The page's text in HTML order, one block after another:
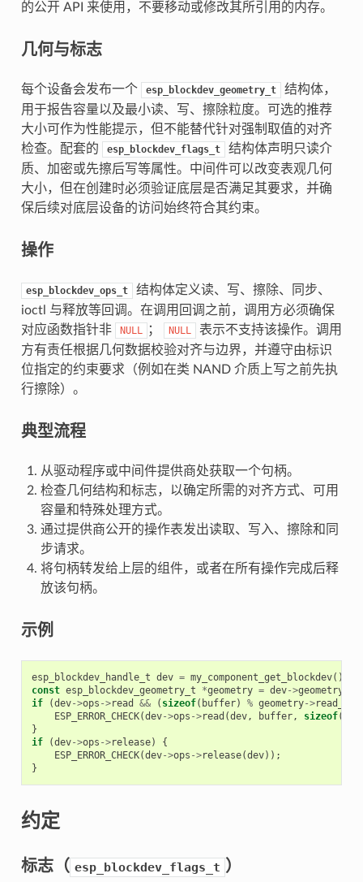
的公开 API 来使用，不要移动或修改其所引用的内存。
几何与标志
每个设备会发布一个 esp_blockdev_geometry_t
结构体，
用于报告容量以及最小读、写、擦除粒度。可选的推荐
大小可作为性能提示，但不能替代针对强制取值的对齐
检查。配套的
esp_blockdev_flags_t
结构体声明只读介
质、加密或先擦后写等属性。中间件可以改变表观几何
大小，但在创建时必须验证底层是否满足其要求，并确
保后续对底层设备的访问始终符合其约束。
操作
esp_blockdev_ops_t
结构体定义读、写、擦除、同步、
ioctl 与释放等回调。在调用回调之前，调用方必须确保
对应函数指针非
NULL ； NULL
表示不支持该操作。调用
方有责任根据几何数据校验对齐与边界，并遵守由标识
位指定的约束要求（例如在类 NAND 介质上写之前先执
行擦除）。
典型流程
从驱动程序或中间件提供商处获取一个句柄。
检查几何结构和标志，以确定所需的对齐方式、可用
容量和特殊处理方式。
通过提供商公开的操作表发出读取、写入、擦除和同
步请求。
将句柄转发给上层的组件，或者在所有操作完成后释
放该句柄。
示例
esp_blockdev_handle_t dev = my_component_get_blockdev();
const esp_blockdev_geometry_t *geometry = dev->geometry
if
(dev->ops ->read && ( sizeof( buffer) % geometry->
ESP_ERROR_CHECK(dev->ops ->read (dev, buffer, sizeof(
}
if
(dev->ops ->release)
{
ESP_ERROR_CHECK(dev->ops ->release(dev));
}
约定
标志（ esp_blockdev_flags_t ）